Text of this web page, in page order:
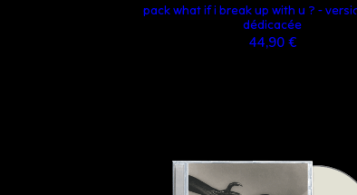
pack what if i break up with u ? -
dédicacée
44,90 €